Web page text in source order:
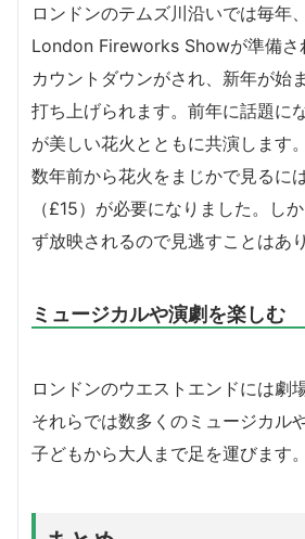
ロンドンのテムズ川沿いでは毎年
London Fireworks Showが準備さ
カウントダウンがされ、新年が始
打ち上げられます。前年に話題に
が美しい花火とともに共演します。
数年前から花火をまじかで見るに
（£15）が必要になりました。し
ず放映されるので見逃すことはあ
ミュージカルや演劇を楽しむ
ロンドンのウエストエンドには劇
それらでは数多くのミュージカル
子どもから大人まで足を運びます。